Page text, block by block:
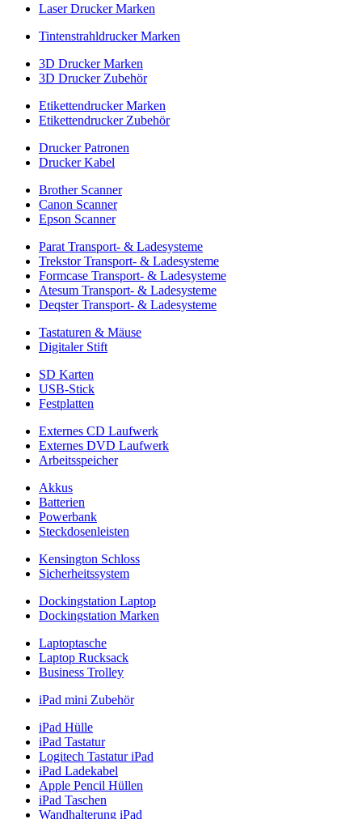
Laser Drucker Marken
Tintenstrahldrucker Marken
3D Drucker Marken
3D Drucker Zubehör
Etikettendrucker Marken
Etikettendrucker Zubehör
Drucker Patronen
Drucker Kabel
Brother Scanner
Canon Scanner
Epson Scanner
Parat Transport- & Ladesysteme
Trekstor Transport- & Ladesysteme
Formcase Transport- & Ladesysteme
Atesum Transport- & Ladesysteme
Deqster Transport- & Ladesysteme
Tastaturen & Mäuse
Digitaler Stift
SD Karten
USB-Stick
Festplatten
Externes CD Laufwerk
Externes DVD Laufwerk
Arbeitsspeicher
Akkus
Batterien
Powerbank
Steckdosenleisten
Kensington Schloss
Sicherheitssystem
Dockingstation Laptop
Dockingstation Marken
Laptoptasche
Laptop Rucksack
Business Trolley
iPad mini Zubehör
iPad Hülle
iPad Tastatur
Logitech Tastatur iPad
iPad Ladekabel
Apple Pencil Hüllen
iPad Taschen
Wandhalterung iPad